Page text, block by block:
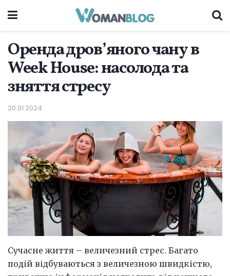
Оренда дров’яного чану в
Week House: насолода та
зняття стресу
20.01.2024
Сучасне життя – величезний стрес. Багато
подій відбуваються з величезною швидкістю,